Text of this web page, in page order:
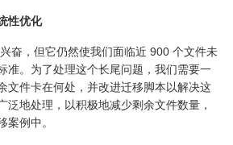
性优化
奋，但它仍然使我们面临近 900 个文件未
准。为了处理这个长尾问题，我们需要一
文件卡在何处，并改进迁移脚本以解决这
泛地处理，以积极地减少剩余文件数量，
案例中。